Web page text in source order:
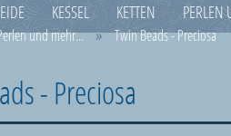
KESSEL KETTEN
VERPACKUNG WEIHNACHTEN
und mehr... » Twin Beads - Preciosa
- Preciosa